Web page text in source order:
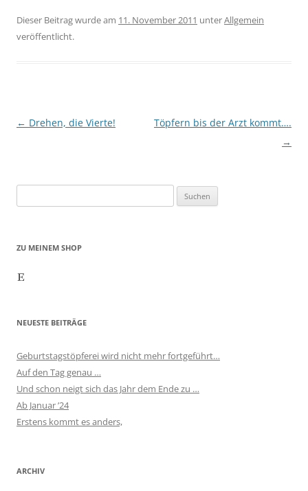
Dieser Beitrag wurde am 11. November 2011 unterAllgemein
veröffentlicht.
Beitragsnavigation
← Drehen, die Vierte!
Töpfern bis der Arzt kommt….
→
nach:
ZU MEINEM SHOP
Etsy
NEUESTE BEITRÄGE
Geburtstagstöpferei wird nicht mehr fortgeführt…
Auf den Tag genau …
Und schon neigt sich das Jahr dem Ende zu …
Ab Januar ’24
Erstens kommt es anders,
ARCHIV